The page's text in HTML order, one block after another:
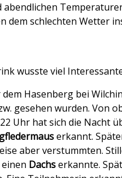
dem schlechten Wetter
wusste viel
Hasenberg bei
gesehen wurden. Von
Uhr hat sich die
erkannt.
aber verstummten.
Dachserkannte.